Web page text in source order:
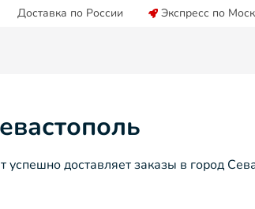
Доставка по России Экспресс по
доставляет заказы в город